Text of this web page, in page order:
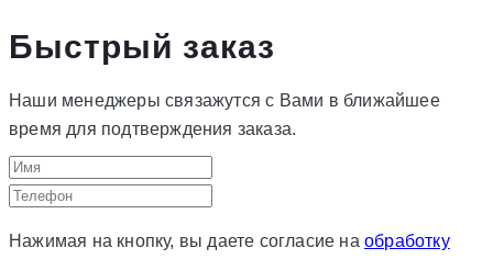
Быстрый заказ
Наши менеджеры связажутся с Вами в ближайшее
время для подтверждения заказа.
Нажимая на кнопку, вы даете согласие наобработку